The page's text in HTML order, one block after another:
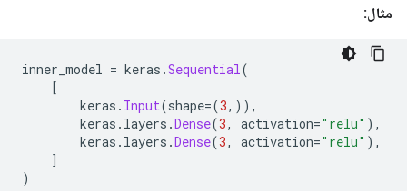
مثال:
inner_model = keras .Sequential(
[
keras . Input(shape=(3,)),
keras . layers .Dense(3, activation="relu" ),
keras . layers .Dense(3, activation="relu" ),
]
)